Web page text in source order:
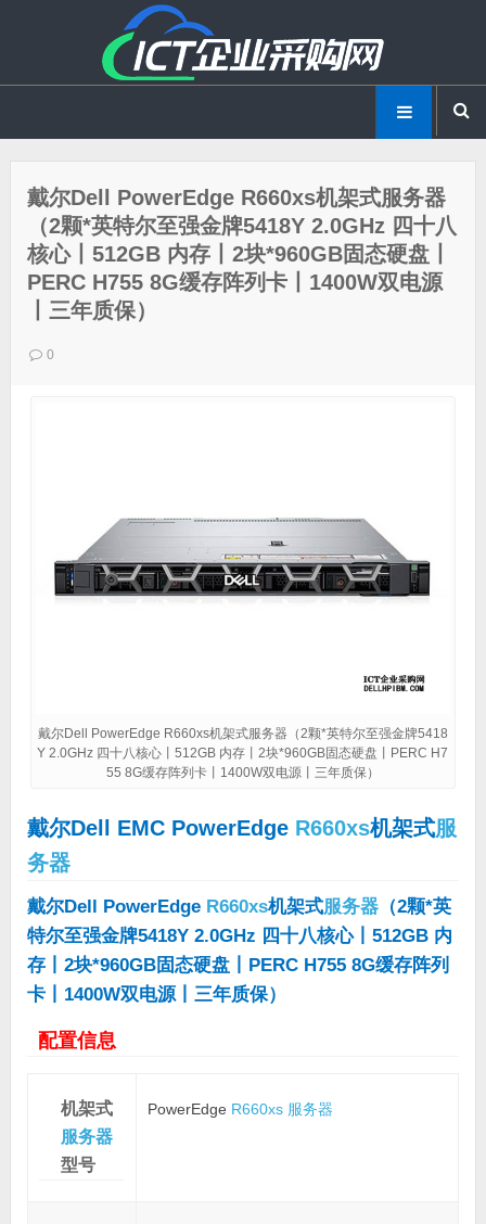
戴尔Dell PowerEdge R660xs机架式服务器
（2颗*英特尔至强金牌5418Y 2.0GHz 四十八
核心丨512GB 内存丨2块*960GB固态硬盘丨
PERC H755 8G缓存阵列卡丨1400W双电源
丨三年质保）
0
戴尔Dell PowerEdge R660xs机架式服务器（2颗*英特尔至强金牌5418
Y 2.0GHz 四十八核心丨512GB 内存丨2块*960GB固态硬盘丨PERC H7
55 8G缓存阵列卡丨1400W双电源丨三年质保）
戴尔Dell EMC PowerEdge R660xs机架式服
务器
戴尔Dell PowerEdge R660xs机架式服务器（2颗*英
特尔至强金牌5418Y 2.0GHz 四十八核心丨512GB 内
存丨2块*960GB固态硬盘丨PERC H755 8G缓存阵列
卡丨1400W双电源丨三年质保）
配置信息
机架式
服务器
型号
PowerEdge R660xs 服务器